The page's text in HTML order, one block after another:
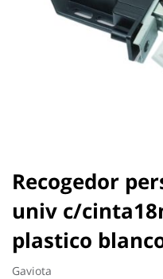
Recogedor
univ c/
plastico
Gaviota
Saltar
al
comienzo
de
la
galería
de